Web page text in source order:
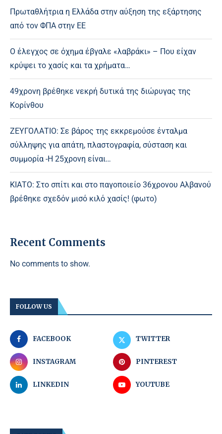
Πρωταθλήτρια η Ελλάδα στην αύξηση της εξάρτησης
από τον ΦΠΑ στην ΕΕ
Ο έλεγχος σε όχημα έβγαλε «λαβράκι» – Που είχαν
κρύψει το χασίς και τα χρήματα…
49χρονη βρέθηκε νεκρή δυτικά της διώρυγας της
Κορίνθου
ΖΕΥΓΟΛΑΤΙΟ: Σε βάρος της εκκρεμούσε ένταλμα
σύλληψης για απάτη, πλαστογραφία, σύσταση και
συμμορία -Η 25χρονη είναι…
ΚΙΑΤΟ: Στο σπίτι και στο παγοποιείο 36χρονου Αλβανού
βρέθηκε σχεδόν μισό κιλό χασίς! (φωτο)
Recent Comments
No comments to show.
FOLLOW US
FACEBOOK TWITTER
INSTAGRAM PINTEREST
LINKEDIN YOUTUBE